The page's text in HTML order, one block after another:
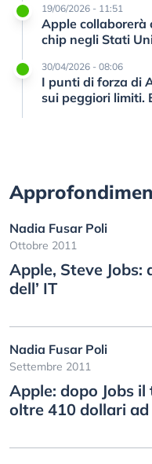
19/06/2026 - 11:51
Apple collaborerà
chip negli Stati
30/04/2026 - 08:06
I punti di forza di
sui peggiori limiti.
Nadia Fusar Poli
Ottobre 2011
Apple, Steve Jobs:
dell’ IT
Nadia Fusar Poli
Settembre 2011
Apple: dopo Jobs
oltre 410 dollari